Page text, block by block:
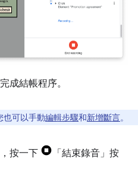
成結帳程序。
也可以手動編輯步驟和新增斷言。
按一下 「結束錄音」 按